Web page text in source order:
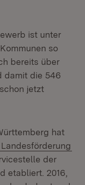
ist unter
so
bereits über
damit die 546
jetzt
hat
Extern:
Landesförderung
der
neuem Fenster)
etabliert. 2016,